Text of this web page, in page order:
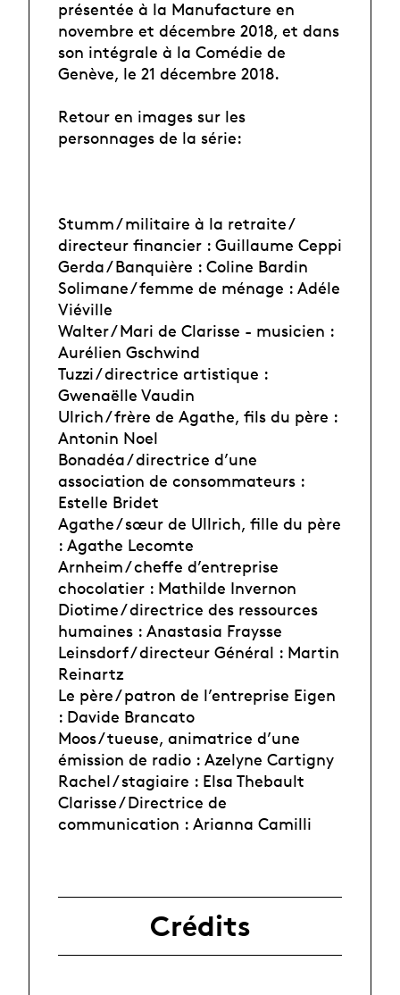
présentée à la Manufacture en
novembre et décembre 2018, et dans
son intégrale à la Comédie de
Genève, le 21 décembre 2018.
Retour en images sur les
personnages de la série:
Stumm / militaire à la retraite /
directeur financier : Guillaume Ceppi
Gerda / Banquière : Coline Bardin
Solimane / femme de ménage : Adéle
Viéville
Walter / Mari de Clarisse - musicien :
Aurélien Gschwind
Tuzzi / directrice artistique :
Gwenaëlle Vaudin
Ulrich / frère de Agathe, fils du père :
Antonin Noel
Bonadéa / directrice d’une
association de consommateurs :
Estelle Bridet
Agathe / sœur de Ullrich, fille du père
: Agathe Lecomte
Arnheim / cheffe d’entreprise
chocolatier : Mathilde Invernon
Diotime / directrice des ressources
humaines : Anastasia Fraysse
Leinsdorf / directeur Général : Martin
Reinartz
Le père / patron de l’entreprise Eigen
: Davide Brancato
Moos / tueuse, animatrice d’une
émission de radio : Azelyne Cartigny
Rachel / stagiaire : Elsa Thebault
Clarisse / Directrice de
communication : Arianna Camilli
Crédits